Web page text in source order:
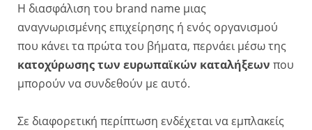
Η διασφάλιση του brand name μιας
αναγνωρισμένης επιχείρησης ή ενός οργανισμού
που κάνει τα πρώτα του βήματα, περνάει μέσω της
κατοχύρωσης των ευρωπαϊκών καταλήξεων που
μπορούν να συνδεθούν με αυτό.
Σε διαφορετική περίπτωση ενδέχεται να εμπλακείς